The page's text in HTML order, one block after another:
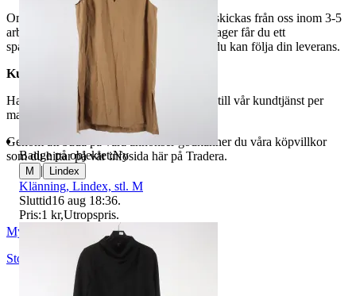
Om du har valt frakt kommer din vara att skickas från oss inom 3-5
arbetsdagar. När din vara har lämnat vårt lager får du ett
spårningsnummer av DSV inom kort där du kan följa din leverans.
Kundservice
Har du frågor eller funderingar hör av dig till vår kundtjänst per
mail:
webbshop@myrorna.se
Genom att buda på våra annonser godkänner du våra köpvillkor
som du hittar på vår infosida här på Tradera.
Myrorna
Stockholm
Sverige
Badge på objektet:Ny
M | Lindex
Klänning, Lindex, stl. M
Sluttid16 aug 18:36.
Pris:1 kr,Utropspris.